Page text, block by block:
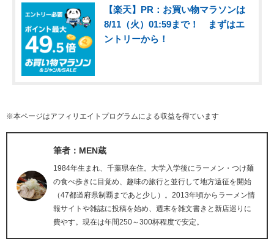
【楽天】PR：お買い物マラソンは
8/11（火）01:59まで！ まずはエ
ントリーから！
※本ページはアフィリエイトプログラムによる収益を得ています
筆者：MEN蔵
1984年生まれ、千葉県在住。大学入学後にラーメン・つけ麺
の食べ歩きに目覚め、趣味の旅行と並行して地方遠征を開始
（47都道府県制覇まであと少し）。2013年頃からラーメン情
報サイトや雑誌に投稿を始め、週末を雑文書きと新店巡りに
費やす。現在は年間250～300杯程度で安定。